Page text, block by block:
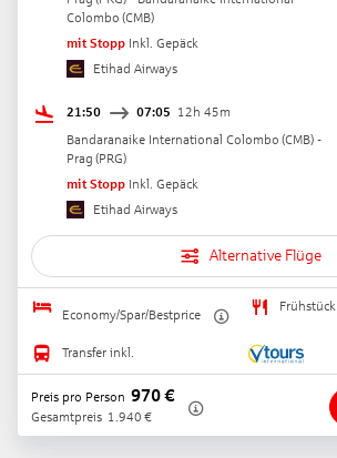
Colombo (CMB)
mit Stopp Inkl. Gepäck
Etihad Airways
21:50 07:05 12h 45m
Bandaranaike International Colombo (CMB) -
Prag (PRG)
mit Stopp Inkl. Gepäck
Etihad Airways
Alternative Flüge
Economy/Spar/Bestprice
Frühstück
Transfer inkl.
Preis pro Person 970€
Gesamtpreis 1.940 €